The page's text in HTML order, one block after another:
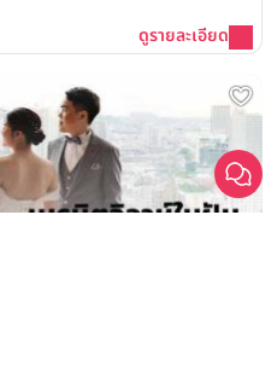
ดูรายละเอียด